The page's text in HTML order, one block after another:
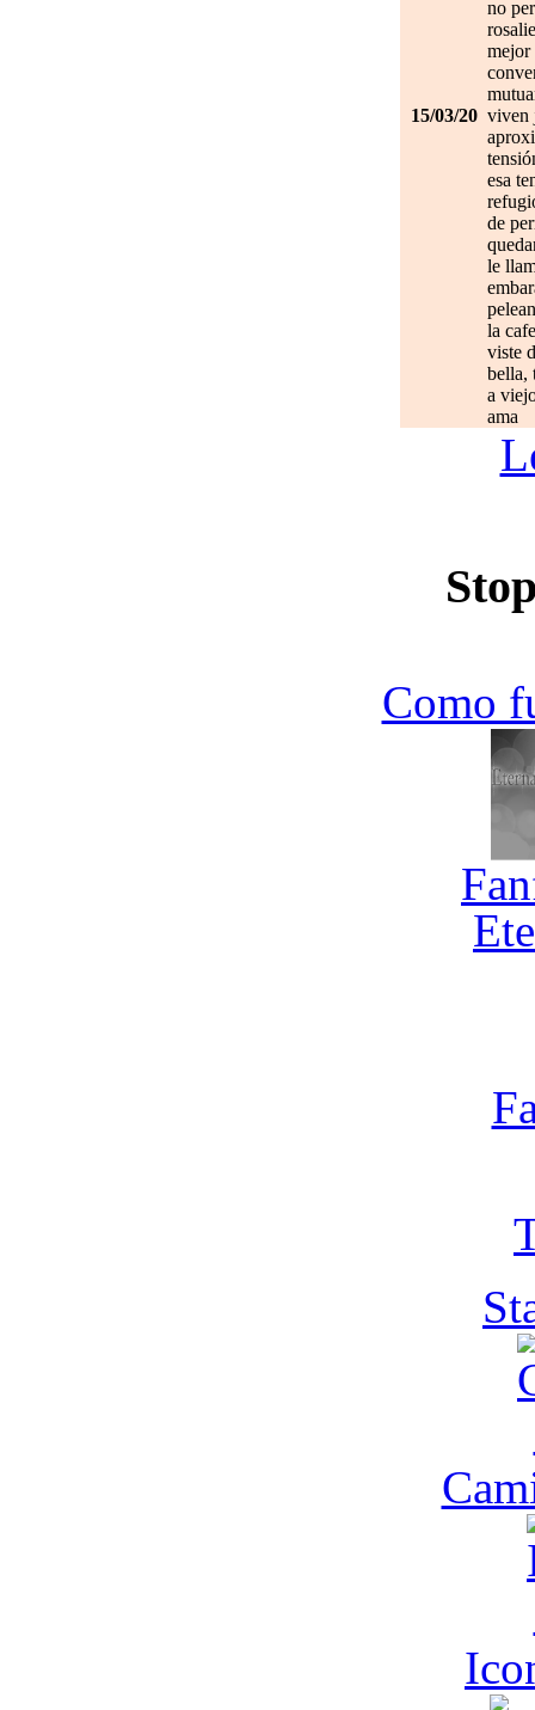
15/03/20
no
mejor
viven
esa
de
le
la
viste
bella,
a
ama
Como